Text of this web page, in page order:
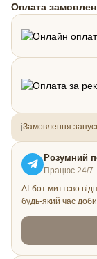
Оплата
ℹ️Замовлення
Розумний
Працює 24/7
AI-бот миттєво
будь-який час